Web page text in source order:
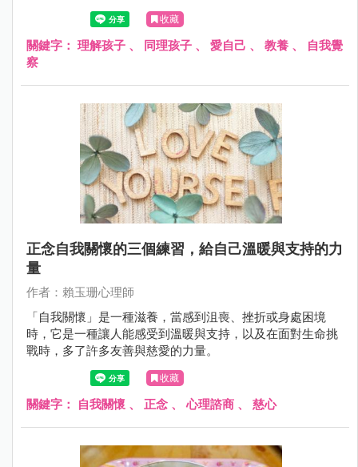
鬧執抝的狀況時，內心翻攪著憤怒和焦慮，身體感覺緊繃。
收藏
關鍵字： 理解孩子 、 同理孩子 、 愛自己 、 教養 、
自我覺
察
正念自我關懷的三個練習，給自己溫暖與支持的力
量
作者：賴玉珊心理師
「自我關懷」是一種滋養，當感到沮喪、挫折或身處困境
時，它是一種讓人能感受到溫暖與支持，以及在面對生命挑
戰時，多了許多友善與慈愛的力量。
收藏
關鍵字： 自我關懷 、 正念 、心理諮商 、 慈心